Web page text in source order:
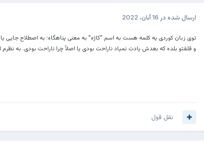
ارسال شده در 16 آبان، 2022
توی زبان کوردی یه کلمه هست به اسم "کاژه" به معنی پناهگاه؛ به اصطلاح
و قلقتو بلده که بعدش یادت نمیاد ناراحت بودی یا اصلاً چرا ناراحت بودی. به
نقل قول